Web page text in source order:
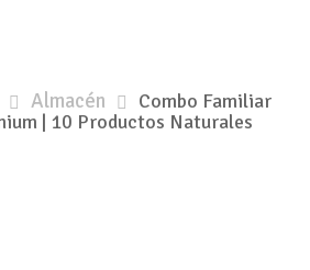
Almacén
Combo Familiar
| 10 Productos Naturales